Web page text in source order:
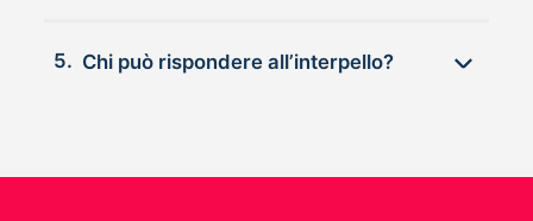
5. Chi può rispondere all’interpello?